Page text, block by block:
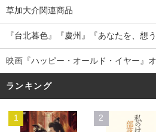
草加大介関連商品
『台北暮色』『慶州』『あなたを、想
映画『ハッピー・オールド・イヤー』
ランキング
1 2